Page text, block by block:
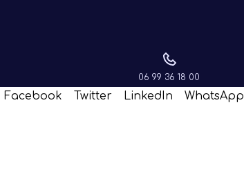
06 99 36 18 00
Facebook Twitter LinkedIn WhatsApp